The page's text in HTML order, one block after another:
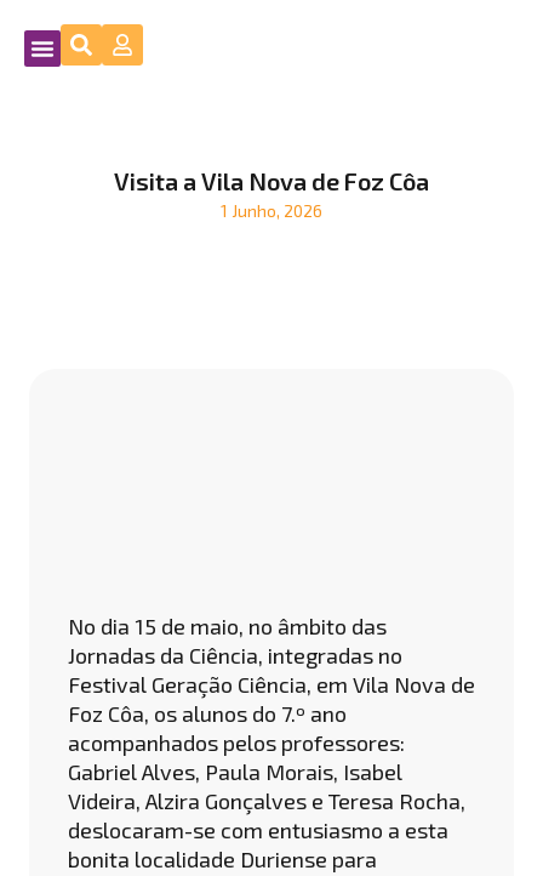
Visita a Vila Nova de Foz Côa
1 Junho, 2026
No dia 15 de maio, no âmbito das
Jornadas da Ciência, integradas no
Festival Geração Ciência, em Vila Nova de
Foz Côa, os alunos do 7.º ano
acompanhados pelos professores:
Gabriel Alves, Paula Morais, Isabel
Videira, Alzira Gonçalves e Teresa Rocha,
deslocaram-se com entusiasmo a esta
bonita localidade Duriense para